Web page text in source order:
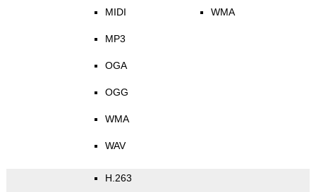
MIDI
MP3
OGA
OGG
WMA
WAV
WMA
H.263